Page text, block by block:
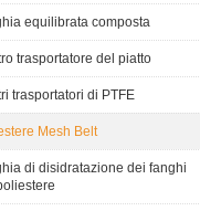
equilibrata composta
trasportatore del piatto
trasportatori di PTFE
Mesh Belt
di disidratazione dei fanghi